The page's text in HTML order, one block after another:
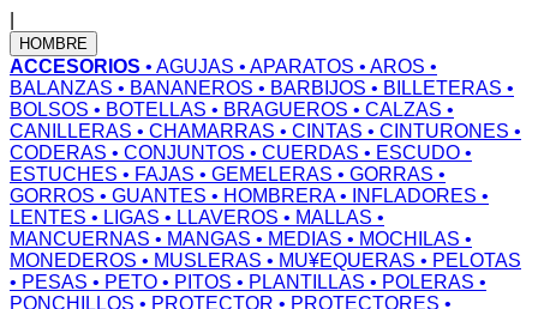
HOMBRE
ACCESORIOS • AGUJAS • APARATOS • AROS •
BALANZAS • BANANEROS • BARBIJOS • BILLETERAS •
BOLSOS • BOTELLAS • BRAGUEROS • CALZAS •
CANILLERAS • CHAMARRAS • CINTAS • CINTURONES •
CODERAS • CONJUNTOS • CUERDAS • ESCUDO •
ESTUCHES • FAJAS • GEMELERAS • GORRAS •
GORROS • GUANTES • HOMBRERA• INFLADORES •
LENTES • LIGAS • LLAVEROS • MALLAS •
MANCUERNAS • MANGAS • MEDIAS • MOCHILAS •
MONEDEROS • MUSLERAS • MU¥EQUERAS • PELOTAS
• PESAS • PETO • PITOS • PLANTILLAS • POLERAS •
PONCHILLOS • PROTECTOR • PROTECTORES •